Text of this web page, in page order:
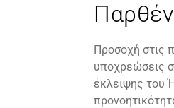
Προσοχή στις
υποχρεώσεις
έκλειψης του